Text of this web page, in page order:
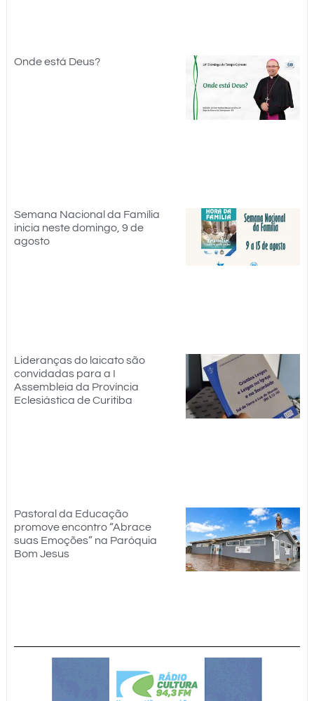
Onde está Deus?
Semana Nacional da Família
inicia neste domingo, 9 de
agosto
Lideranças do laicato são
convidadas para a I
Assembleia da Província
Eclesiástica de Curitiba
Pastoral da Educação
promove encontro “Abrace
suas Emoções” na Paróquia
Bom Jesus